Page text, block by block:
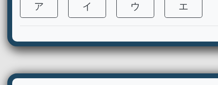
ア イ ウ エ